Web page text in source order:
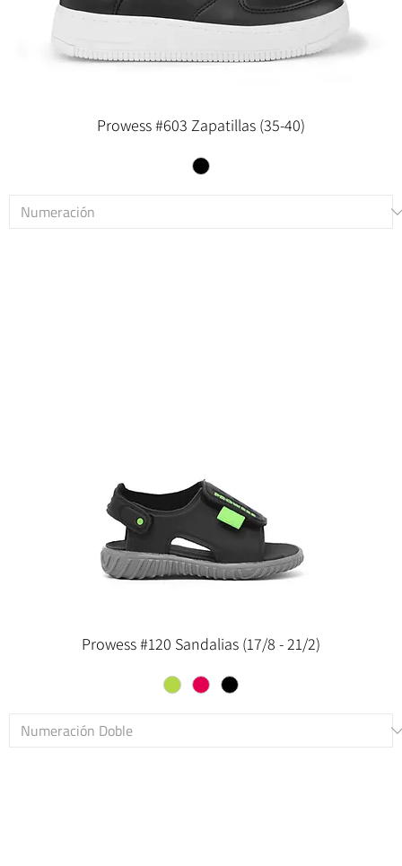
Prowess #603 Zapatillas (35-40)
Prowess #120 Sandalias (17/8 - 21/2)